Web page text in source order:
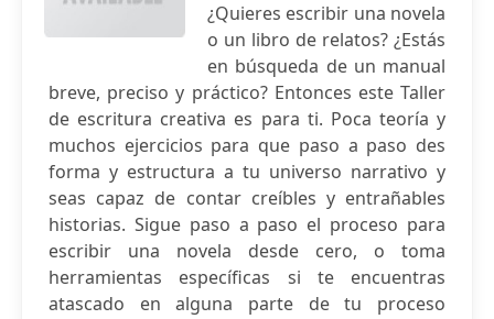
¿Quieres escribir una novela
o un libro de relatos? ¿Estás
en búsqueda de un manual
breve, preciso y práctico? Entonces este Taller
de escritura creativa es para ti. Poca teoría y
muchos ejercicios para que paso a paso des
forma y estructura a tu universo narrativo y
seas capaz de contar creíbles y entrañables
historias. Sigue paso a paso el proceso para
escribir una novela desde cero, o toma
herramientas específicas si te encuentras
atascado en alguna parte de tu proceso